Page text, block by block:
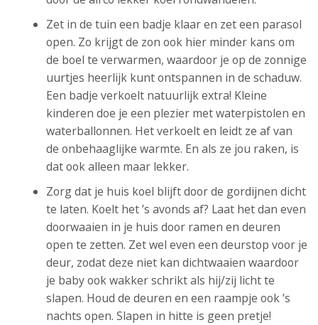
Zet in de tuin een badje klaar en zet een parasol
open. Zo krijgt de zon ook hier minder kans om
de boel te verwarmen, waardoor je op de zonnige
uurtjes heerlijk kunt ontspannen in de schaduw.
Een badje verkoelt natuurlijk extra! Kleine
kinderen doe je een plezier met waterpistolen en
waterballonnen. Het verkoelt en leidt ze af van
de onbehaaglijke warmte. En als ze jou raken, is
dat ook alleen maar lekker.
Zorg dat je huis koel blijft door de gordijnen dicht
te laten. Koelt het ’s avonds af? Laat het dan even
doorwaaien in je huis door ramen en deuren
open te zetten. Zet wel even een deurstop voor je
deur, zodat deze niet kan dichtwaaien waardoor
je baby ook wakker schrikt als hij/zij licht te
slapen. Houd de deuren en een raampje ook ’s
nachts open. Slapen in hitte is geen pretje!